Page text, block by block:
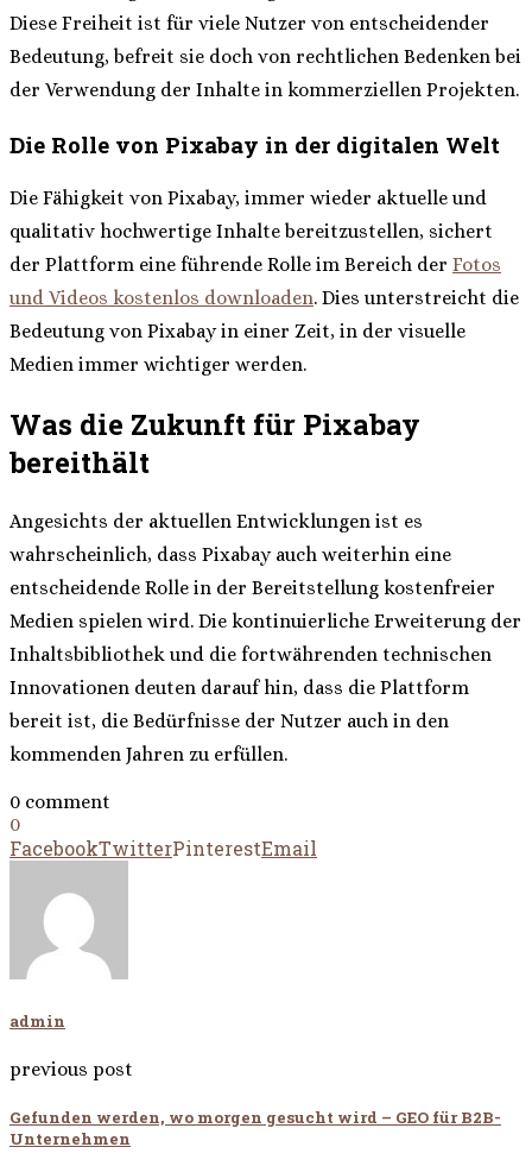
Diese Freiheit ist für viele Nutzer von entscheidender
Bedeutung, befreit sie doch von rechtlichen Bedenken bei
der Verwendung der Inhalte in kommerziellen Projekten.
Die Rolle von Pixabay in der digitalen Welt
Die Fähigkeit von Pixabay, immer wieder aktuelle und
qualitativ hochwertige Inhalte bereitzustellen, sichert
der Plattform eine führende Rolle im Bereich der Fotos
und Videos kostenlos downloaden. Dies unterstreicht die
Bedeutung von Pixabay in einer Zeit, in der visuelle
Medien immer wichtiger werden.
Was die Zukunft für Pixabay
bereithält
Angesichts der aktuellen Entwicklungen ist es
wahrscheinlich, dass Pixabay auch weiterhin eine
entscheidende Rolle in der Bereitstellung kostenfreier
Medien spielen wird. Die kontinuierliche Erweiterung der
Inhaltsbibliothek und die fortwährenden technischen
Innovationen deuten darauf hin, dass die Plattform
bereit ist, die Bedürfnisse der Nutzer auch in den
kommenden Jahren zu erfüllen.
0 comment
0
FacebookTwitterPinterestEmail
admin
previous post
Gefunden werden, wo morgen gesucht wird – GEO für B2B-
Unternehmen